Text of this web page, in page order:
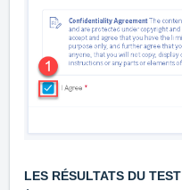
LES RÉSULTATS DU TEST